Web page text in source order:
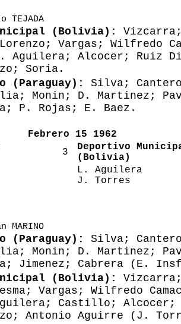
TEJADA
(Bolivia):
Vargas; Wilfredo
Aguilera; Alcocer; Ruiz
Soria.
(Paraguay): Silva;
Monin; D. Martinez;
P. Rojas; E. Baez.
Febrero 15 1962
3
Deportivo
(Bolivia)
L. Aguilera
J. Torres
MARINO
(Paraguay): Silva;
Monin; D. Martinez;
Jimenez; Cabrera (E.
(Bolivia):
Vargas; Wilfredo
Castillo; Alcocer;
Antonio Aguirre (J.